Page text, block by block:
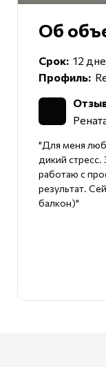
Об
Срок: 12
Профиль:
"Для меня
дикий стресс.
работаю с
результат.
балкон)"